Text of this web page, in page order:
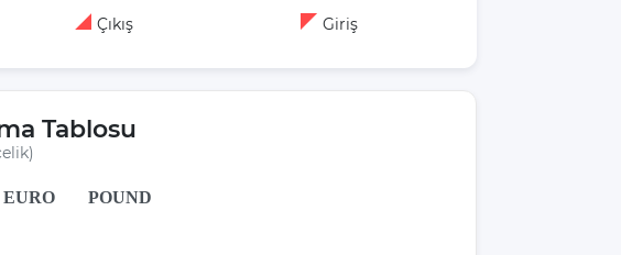
Çıkış Giriş
Tablosu
EURO POUND